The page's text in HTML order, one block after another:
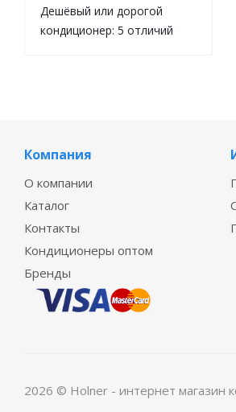
Дешёвый или дорогой
кондиционер: 5 отличий
Компания
О компании
Каталог
Контакты
Кондиционеры оптом
Бренды
2026 © Holner - интернет магазин